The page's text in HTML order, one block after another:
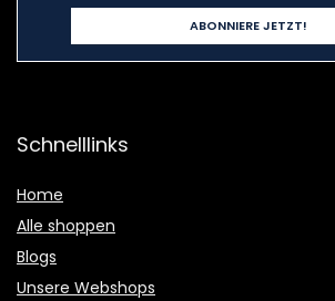
Schnelllinks
Home
Alle shoppen
Blogs
Unsere Webshops